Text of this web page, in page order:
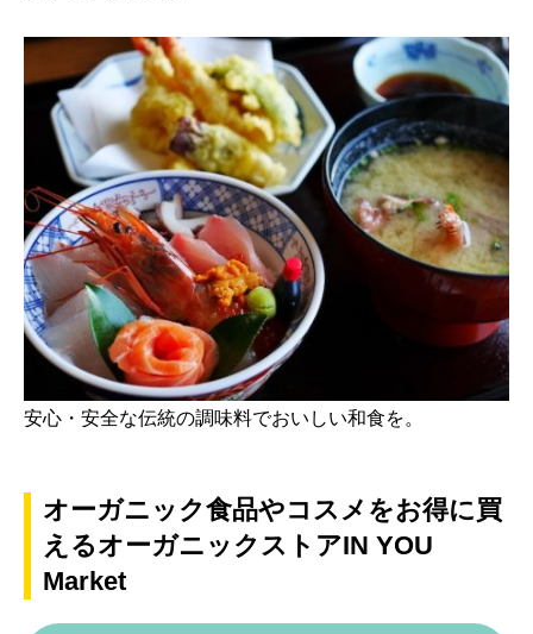
安心・安全な伝統の調味料でおいしい和食を。
オーガニック食品やコスメをお得に買
えるオーガニックストアIN YOU
Market